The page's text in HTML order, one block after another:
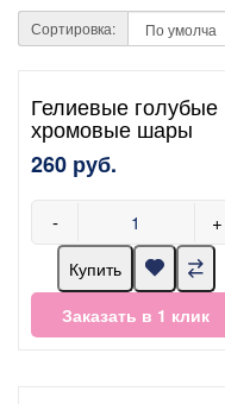
Сортировка:
Гелиевые голубые
хромовые шары
260 руб.
- +
Купить
Заказать в 1 клик